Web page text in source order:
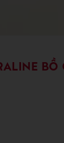
BỒ